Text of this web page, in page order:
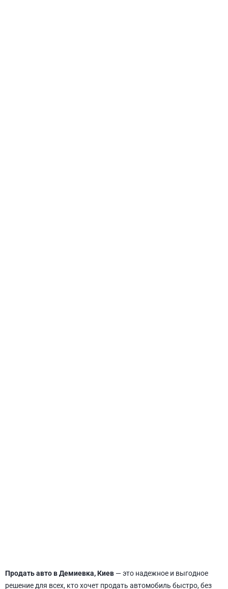
Продать авто в Демиевка, Киев — это надежное и выгодное
решение для всех, кто хочет продать автомобиль быстро, без